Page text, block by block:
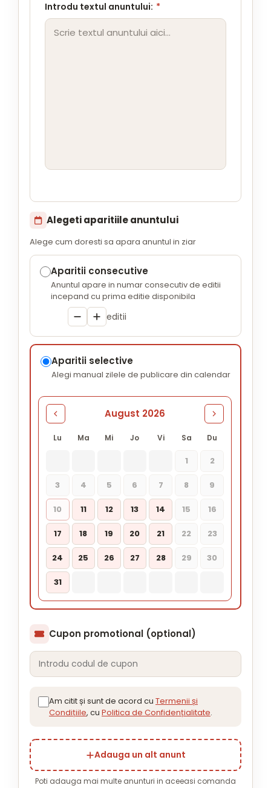
Introdu textul anuntului: *
Alegeti aparitiile anuntului
Alege cum doresti sa apara anuntul in ziar
Aparitii consecutive
Anuntul apare in numar consecutiv de editii
incepand cu prima editie disponibila
editii
Aparitii selective
Alegi manual zilele de publicare din calendar
August 2026
Lu Ma Mi Jo Vi Sa Du
1 2
3 4 5 6 7 8 9
10 11 12 13 14 15 16
17 18 19 20 21 22 23
24 25 26 27 28 29 30
31
Cupon promotional (optional)
Am citit și sunt de acord cu Termenii și
Condițiile, cu Politica de Confidențialitate.
Adauga un alt anunt
Poti adauga mai multe anunturi in aceeasi comanda